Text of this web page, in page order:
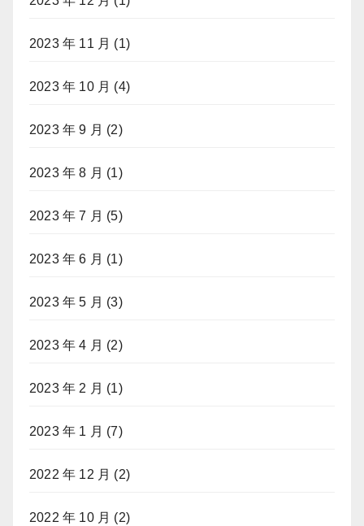
2023 年 11 月 (1)
2023 年 10 月 (4)
2023 年 9 月 (2)
2023 年 8 月 (1)
2023 年 7 月 (5)
2023 年 6 月 (1)
2023 年 5 月 (3)
2023 年 4 月 (2)
2023 年 2 月 (1)
2023 年 1 月 (7)
2022 年 12 月 (2)
2022 年 10 月 (2)